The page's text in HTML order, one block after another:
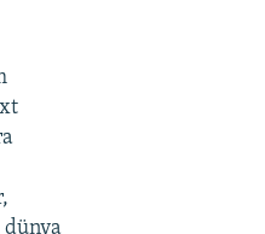
dünya